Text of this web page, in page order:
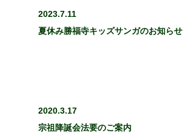
2023.7.11
夏休み勝福寺キッズサンガのお知らせ
2020.3.17
宗祖降誕会法要のご案内